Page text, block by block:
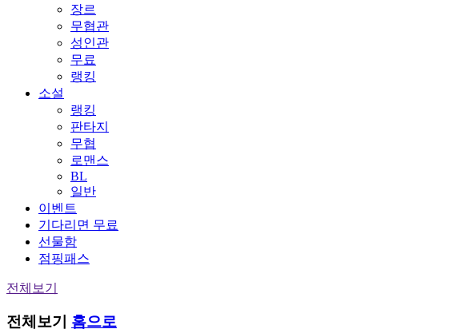
장르
무협관
성인관
무료
랭킹
소설
랭킹
판타지
무협
로맨스
BL
일반
이벤트
기다리면 무료
선물함
점핑패스
전체보기
전체보기 홈으로